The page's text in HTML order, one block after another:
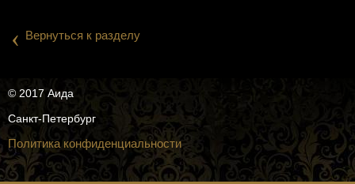
‹ Вернуться к разделу
© 2017 Аида
Санкт-Петербург
Политика конфиденциальности